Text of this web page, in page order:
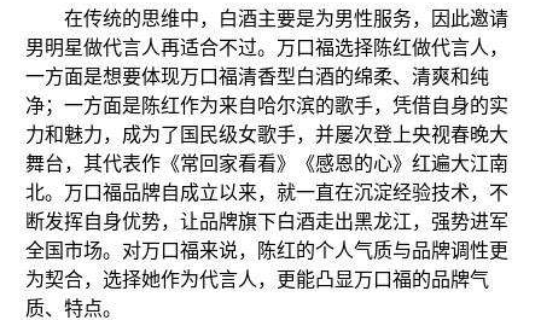
在传统的思维中，白酒主要是为男性服务，因此邀请
男明星做代言人再适合不过。万口福选择陈红做代言人，
一方面是想要体现万口福清香型白酒的绵柔、清爽和纯
净；一方面是陈红作为来自哈尔滨的歌手，凭借自身的实
力和魅力，成为了国民级女歌手，并屡次登上央视春晚大
舞台，其代表作《常回家看看》《感恩的心》红遍大江南
北。万口福品牌自成立以来，就一直在沉淀经验技术，不
断发挥自身优势，让品牌旗下白酒走出黑龙江，强势进军
全国市场。对万口福来说，陈红的个人气质与品牌调性更
为契合，选择她作为代言人，更能凸显万口福的品牌气
质、特点。